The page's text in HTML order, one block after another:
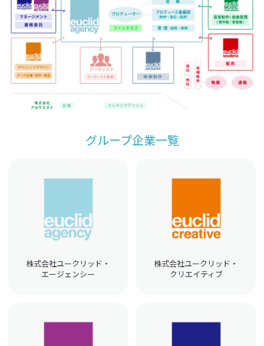
グループ企業一覧
株式会社ユークリッド・
エージェンシー
株式会社ユークリッド・
クリエイティブ